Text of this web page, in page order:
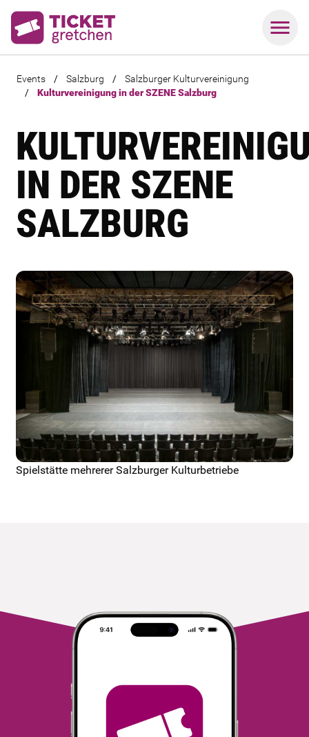
Events / Salzburg /
Salzburger Kulturvereinigung
/
Kulturvereinigung in der SZENE Salzburg
IN DER SZENE
SALZBURG
Spielstätte mehrerer Salzburger Kulturbetriebe